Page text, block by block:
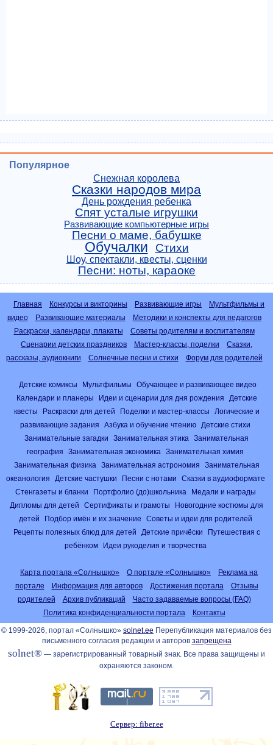
Популярное
Снежная королева
Сказки народов мира
День рождения ребенка
Спят усталые игрушки
Развивающие компьютерные игры
Песни о маме, бабушке
Обучалки Стихи
Шоу, спектакли, квесты, сценки
Песни: ноты, караоке
Главная Конкурсы и викторины Развивающие игры
Мультфильмы и
видео
Развивающие материалы
Методики и конспекты для педагогов
Раскраски, календари, плакаты
Советы родителям и воспитателям
Сценарии детских праздников
Мастер-классы, поделки
Сказки,
рассказы, аудиокниги
Солнечные песни и стихи Форум для родителей
Детские комиксы Мультфильмы
Обучающее и развивающее видео
Календари и планеры
Идеи и сценарии для дня рождения
Детские
квесты
Раскраски для детей Поделки и мастер-классы
Логические и
развивающие задания
Азбука и обучение чтению
Детские стихи
Занимательные загадки
Занимательная этика
Занимательная
география
Занимательная экономика
Занимательная химия
Занимательная физика
Занимательная астрономия
Занимательная
океанология
Детские частушки Песни с нотами
Сказки в аудиоформате
Стенгазеты и бланки
Портфолио (до)школьника
Медали и награды
Дипломы для детей
Сертификаты и грамоты
Новогодние костюмы для
детей
Подбор имён и их значение
Советы и идеи для родителей
Рецепты полезных блюд для детей
Детские причёски
Путешествия с
ребёнком
Идеи рукоделия и творчества
Карта портала «Солнышко» О портале «Солнышко»
Реклама на
портале
Информация для авторов Достижения портала
Отзывы
родителей
Архив публикаций
Часто задаваемые вопросы (FAQ)
Политика конфиденциальности портала
Контакты
© 1999-2026, портал «Солнышко» solnet.ee Перепубликация материалов без
письменного согласия редакции и авторов запрещена
solnet® — зарегистрированный товарный знак. Все права защищены и
охраняются законом.
Сервер: fiber.ee